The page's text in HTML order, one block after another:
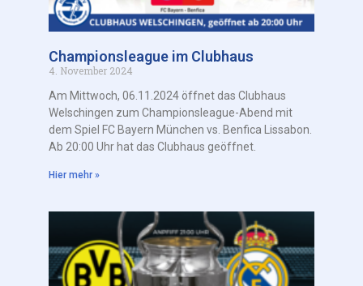
Championsleague im Clubhaus
4. November 2024
Am Mittwoch, 06.11.2024 öffnet das Clubhaus
Welschingen zum Championsleague-Abend mit
dem Spiel FC Bayern München vs. Benfica Lissabon.
Ab 20:00 Uhr hat das Clubhaus geöffnet.
Hier mehr »